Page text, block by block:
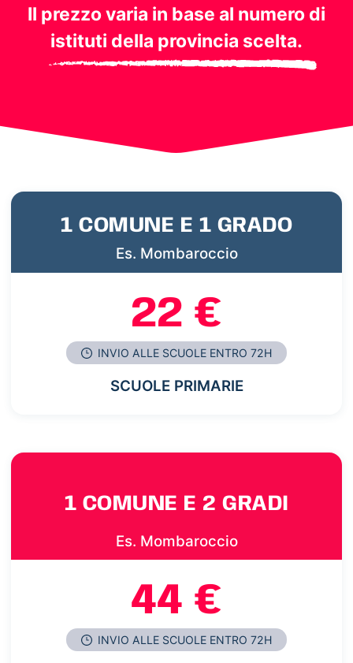
Il prezzo varia in base al numero di
istituti della provincia scelta.
1 COMUNE E 1 GRADO
Es. Mombaroccio
22 €
INVIO ALLE SCUOLE ENTRO 72H
SCUOLE PRIMARIE
1 COMUNE E 2 GRADI
Es. Mombaroccio
44 €
INVIO ALLE SCUOLE ENTRO 72H